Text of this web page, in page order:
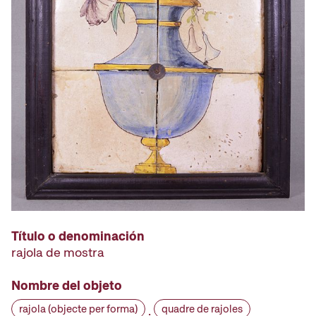
Título o denominación
rajola de mostra
Nombre del objeto
rajola (objecte per forma) quadre de rajoles